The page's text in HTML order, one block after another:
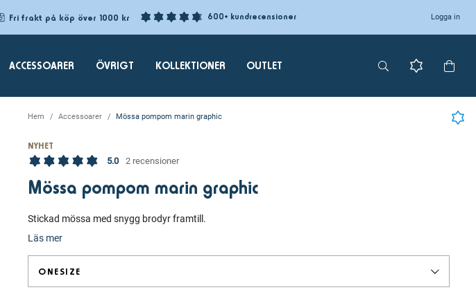
Fri frakt på köp över 1000 kr 600+ kundrecensioner Logga in
ACCESSOARER ÖVRIGT KOLLEKTIONER OUTLET
Hem Accessoarer Mössa pompom marin graphic
NYHET
5.0
2 recensioner
Mössa pompom marin graphic
Stickad mössa med snygg brodyr framtill.
Läs mer
ONESIZE